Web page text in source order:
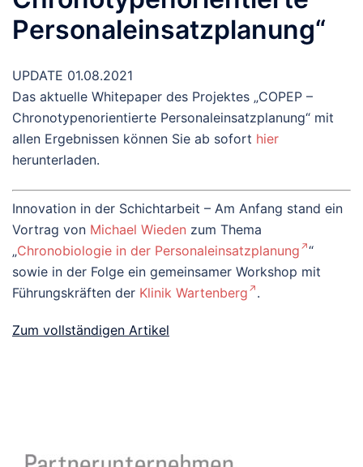
Personaleinsatzplanung“
UPDATE 01.08.2021
Das aktuelle Whitepaper des Projektes „COPEP –
Chronotypenorientierte Personaleinsatzplanung“ mit
allen Ergebnissen können Sie ab sofort hier
herunterladen.
Innovation in der Schichtarbeit – Am Anfang stand ein
Vortrag von Michael Wieden zum Thema
„Chronobiologie in der Personaleinsatzplanung “
sowie in der Folge ein gemeinsamer Workshop mit
Führungskräften der Klinik Wartenberg .
Zum vollständigen Artikel